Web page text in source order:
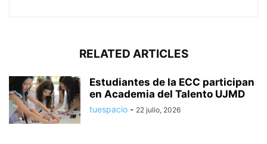
RELATED ARTICLES
Estudiantes de la ECC participan
en Academia del Talento UJMD
tuespacio - 22 julio, 2026